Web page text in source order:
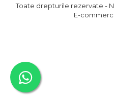
Toate drepturile rezervate -
E-